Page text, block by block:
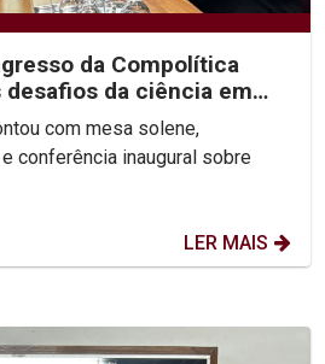
da Compolítica
desafios da ciência em
com mesa solene,
conferência inaugural sobre
LER MAIS